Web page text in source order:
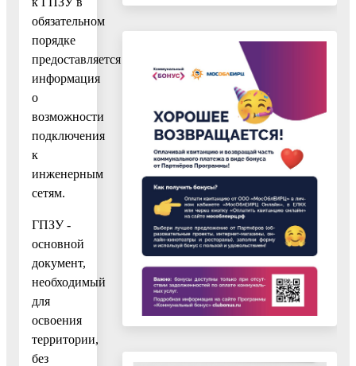
обязательном
порядке
предоставляется
информация
о
возможности
подключения
к
инженерным
сетям.
ГПЗУ -
основной
документ,
необходимый
для
освоения
территории,
без